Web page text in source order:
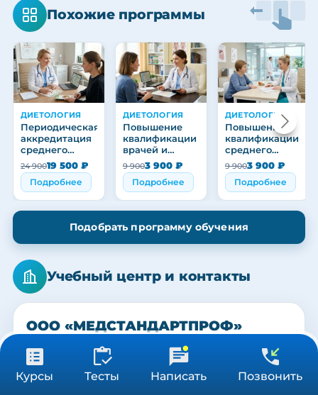
Курсы Тесты Написать Позвонить
Похожие программы
ДИЕТОЛОГИЯ
Периодическая
аккредитация
среднего
медицинского
персонала
24 90019 500 ₽
Подробнее
ДИЕТОЛОГИЯ
Повышение
квалификации
врачей и
медицинских
работников
9 9003 900 ₽
Подробнее
ДИЕТОЛОГИЯ
Повышение
квалификации
среднего
медицинского
персонала
9 9003 900 ₽
Подробнее
Подобрать программу обучения
Учебный центр и контакты
МЕДСТАНДАРТПРОФ
Учебный центр
МЕДСТАНДАРТПРОФ
Наша команда
МЕДСТАНДАРТПРОФ
Выпускники
ООО «МЕДСТАНДАРТПРОФ»
ЦЕНТР ПЕРЕПОДГОТОВКИ И ПОВЫШЕНИЯ КВАЛИФИКАЦИИ
МЕДИЦИНСКИХ РАБОТНИКОВ
КОНТАКТЫ
19 500 ₽
144 ч Получить консультацию